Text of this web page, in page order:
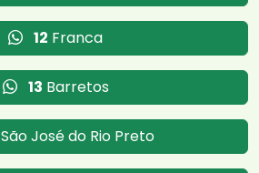
12 Franca
13 Barretos
São José do Rio Preto